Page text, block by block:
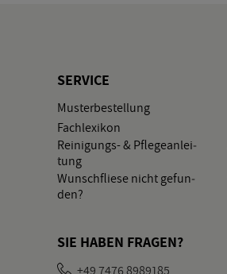
SER­VICE
Mus­ter­be­stel­lung
Fach­le­xi­kon
Rei­ni­gungs- & Pfle­ge­an­lei­
tung
Wunsch­flie­se nicht ge­fun­
den?
SIE HABEN FRA­GEN?
+49 7476 8989185